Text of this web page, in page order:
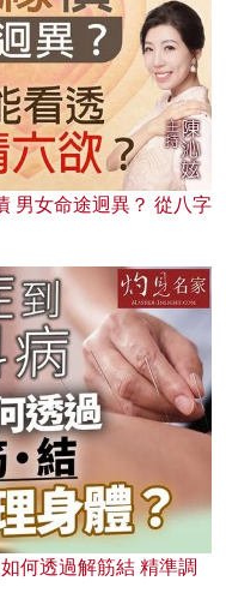
男女命途迥異？ 從八字
何透過解筋結 精準調